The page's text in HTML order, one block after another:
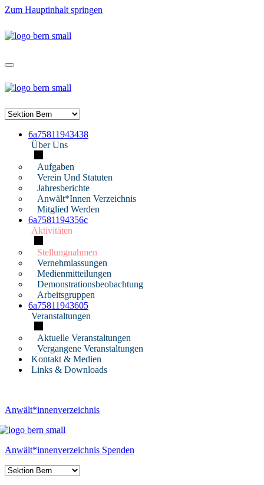
Zum Hauptinhalt springen
6a75811943438
Über Uns
Aufgaben
Verein Und Statuten
Jahresberichte
Anwält*innen Verzeichnis
Mitglied Werden
6a7581194356c
Aktivitäten
Stellungnahmen
Vernehmlassungen
Medienmitteilungen
Demonstrationsbeobachtung
Arbeitsgruppen
6a75811943605
Veranstaltungen
Aktuelle Veranstaltungen
Vergangene Veranstaltungen
Kontakt & Medien
Links & Downloads
Anwält*innenverzeichnis
Anwält*innenverzeichnis Spenden